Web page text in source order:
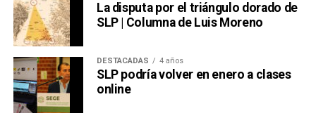
La disputa por el triángulo dorado de
SLP | Columna de Luis Moreno
DESTACADAS 4 años
SLP podría volver en enero a clases
online